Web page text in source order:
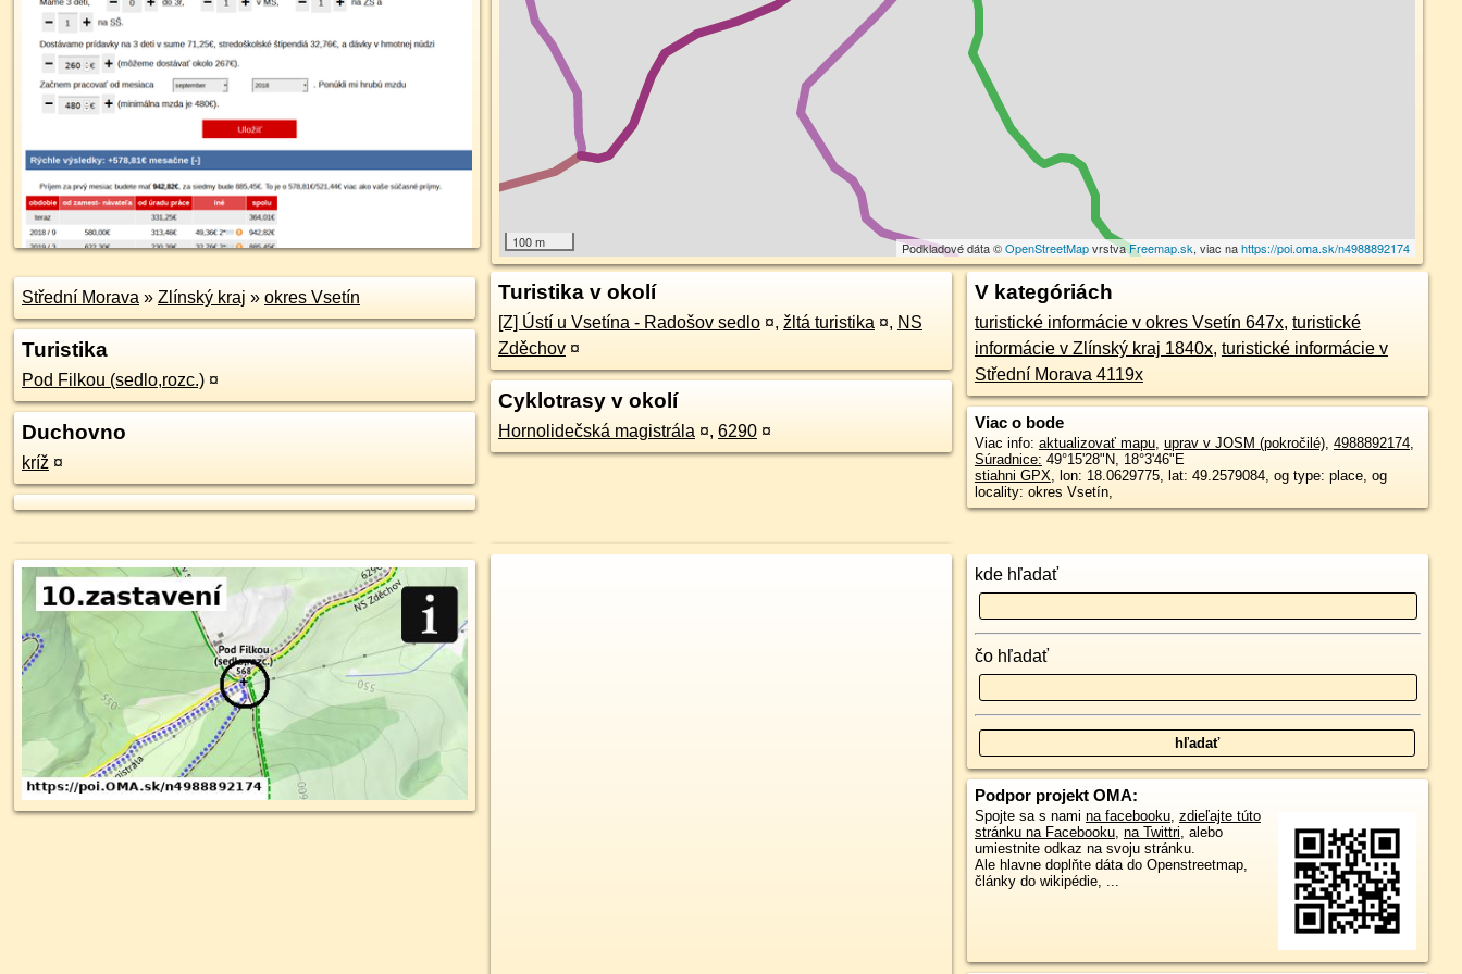
100 m Podkladové dáta ©OpenStreetMapvrstvaFreemap.sk, viac nahttps://poi.oma.sk/n4988892174
Střední Morava » Zlínský kraj » okres Vsetín
Turistika
Pod Filkou (sedlo,rozc.) ¤
Duchovno
kríž ¤
Turistika v okolí
[Z] Ústí u Vsetína - Radošov sedlo ¤, žltá turistika ¤, NS
Zděchov ¤
Cyklotrasy v okolí
Hornolidečská magistrála ¤, 6290 ¤
V kategóriách
turistické informácie v okres Vsetín 647x, turistické
informácie v Zlínský kraj 1840x, turistické informácie v
Střední Morava 4119x
Viac o bode
Viac info: aktualizovať mapu, uprav v JOSM (pokročilé), 4988892174,
Súradnice: 49°15'28"N, 18°3'46"E
stiahni GPX, lon: 18.0629775, lat: 49.2579084, og type: place, og
locality: okres Vsetín,
kde hľadať
čo hľadať
Podpor projekt OMA:
Spojte sa s nami na facebooku, zdieľajte túto
stránku na Facebooku, na Twittri, alebo
umiestnite odkaz na svoju stránku.
Ale hlavne doplňte dáta do Openstreetmap,
články do wikipédie, ...